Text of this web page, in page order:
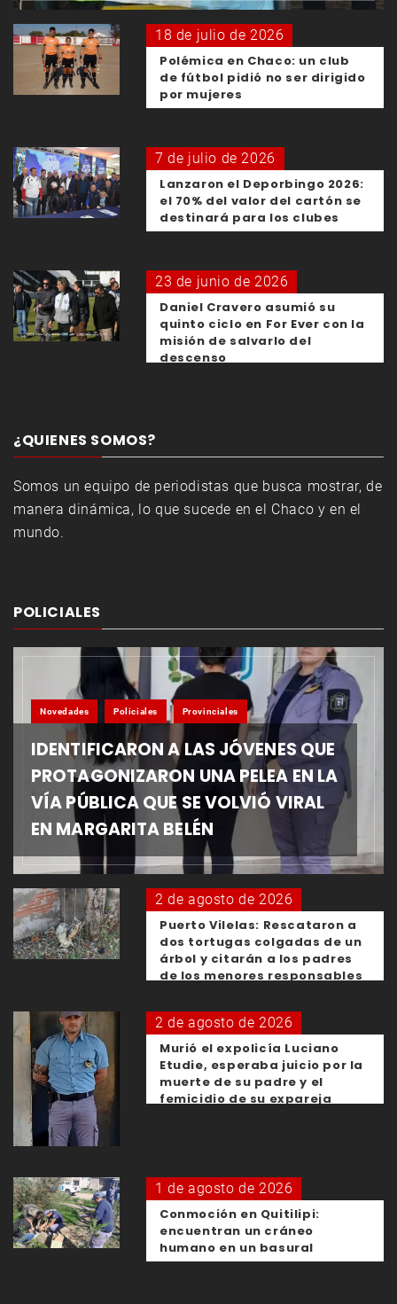
18 de julio de 2026
Polémica en Chaco: un club
de fútbol pidió no ser dirigido
por mujeres
7 de julio de 2026
Lanzaron el Deporbingo 2026:
el 70% del valor del cartón se
destinará para los clubes
23 de junio de 2026
Daniel Cravero asumió su
quinto ciclo en For Ever con la
misión de salvarlo del
descenso
¿QUIENES SOMOS?
Somos un equipo de periodistas que busca mostrar, de
manera dinámica, lo que sucede en el Chaco y en el
mundo.
POLICIALES
Novedades Policiales Provinciales
IDENTIFICARON A LAS JÓVENES QUE
PROTAGONIZARON UNA PELEA EN LA
VÍA PÚBLICA QUE SE VOLVIÓ VIRAL
EN MARGARITA BELÉN
2 de agosto de 2026
Puerto Vilelas: Rescataron a
dos tortugas colgadas de un
árbol y citarán a los padres
de los menores responsables
2 de agosto de 2026
Murió el expolicía Luciano
Etudie, esperaba juicio por la
muerte de su padre y el
femicidio de su expareja
1 de agosto de 2026
Conmoción en Quitilipi:
encuentran un cráneo
humano en un basural